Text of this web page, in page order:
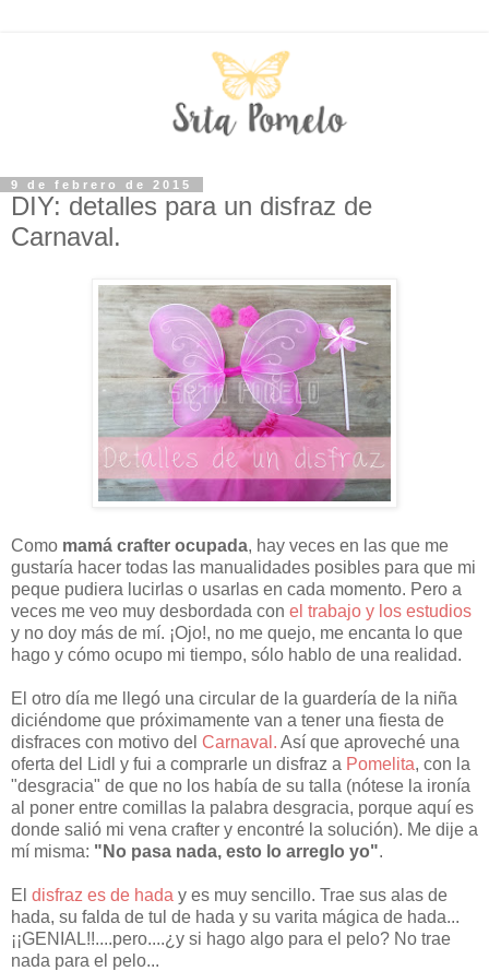
9 de febrero de 2015
DIY: detalles para un disfraz de
Carnaval.
Como mamá crafter ocupada, hay veces en las que me
gustaría hacer todas las manualidades posibles para que mi
peque pudiera lucirlas o usarlas en cada momento. Pero a
veces me veo muy desbordada con el trabajo y los estudios
y no doy más de mí. ¡Ojo!, no me quejo, me encanta lo que
hago y cómo ocupo mi tiempo, sólo hablo de una realidad.
El otro día me llegó una circular de la guardería de la niña
diciéndome que próximamente van a tener una fiesta de
disfraces con motivo del Carnaval. Así que aproveché una
oferta del Lidl y fui a comprarle un disfraz a Pomelita, con la
"desgracia" de que no los había de su talla (nótese la ironía
al poner entre comillas la palabra desgracia, porque aquí es
donde salió mi vena crafter y encontré la solución). Me dije a
mí misma: "No pasa nada, esto lo arreglo yo".
El disfraz es de hada y es muy sencillo. Trae sus alas de
hada, su falda de tul de hada y su varita mágica de hada...
¡¡GENIAL!!....pero....¿y si hago algo para el pelo? No trae
nada para el pelo...